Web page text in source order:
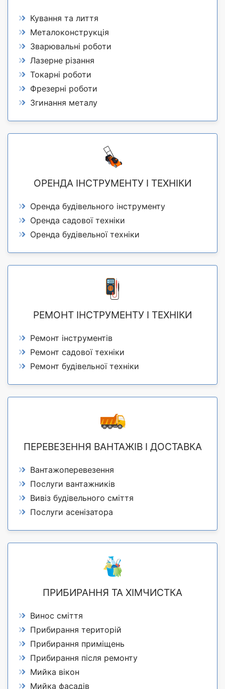
Кування та лиття
Металоконструкція
Зварювальні роботи
Лазерне різання
Токарні роботи
Фрезерні роботи
Згинання металу
ОРЕНДА ІНСТРУМЕНТУ І ТЕХНІКИ
Оренда будівельного інструменту
Оренда садової техніки
Оренда будівельної техніки
РЕМОНТ ІНСТРУМЕНТУ І ТЕХНІКИ
Ремонт інструментів
Ремонт садової техніки
Ремонт будівельної техніки
ПЕРЕВЕЗЕННЯ ВАНТАЖІВ І ДОСТАВКА
Вантажоперевезення
Послуги вантажників
Вивіз будівельного сміття
Послуги асенізатора
ПРИБИРАННЯ ТА ХІМЧИСТКА
Винос сміття
Прибирання територій
Прибирання приміщень
Прибирання після ремонту
Мийка вікон
Мийка фасадів